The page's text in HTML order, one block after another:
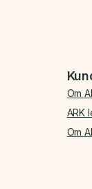
Om
ARK
Om